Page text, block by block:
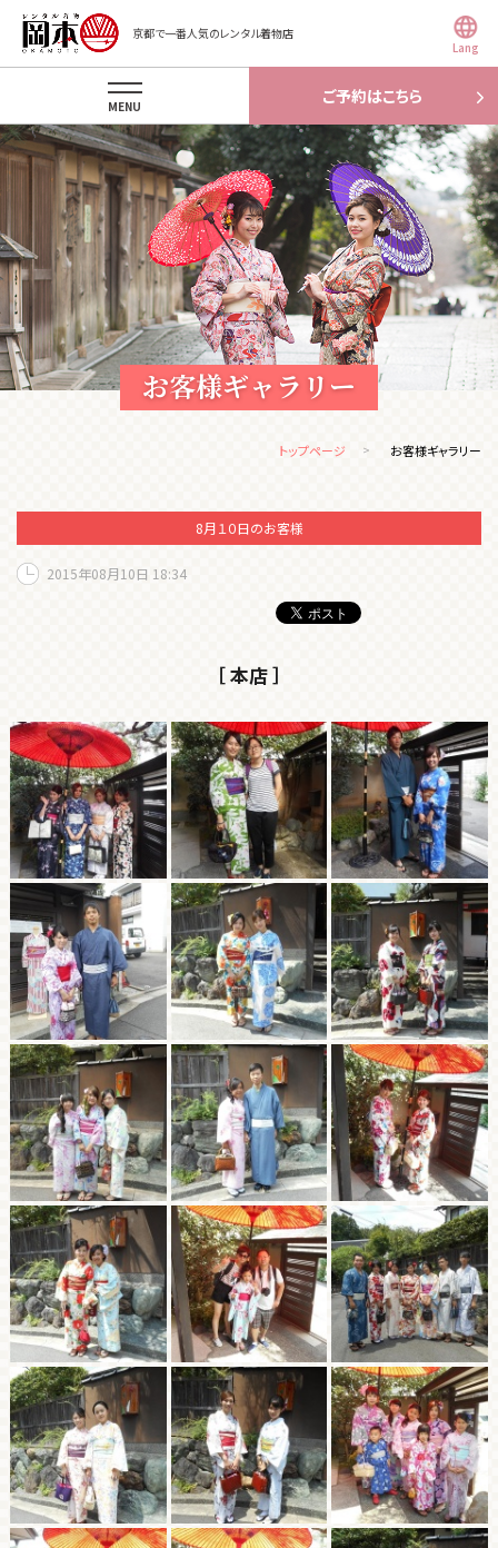
京都で一番人気のレンタル着物店
Lang
ご予約はこちら
MENU
お客様ギャラリー
トップページ お客様ギャラリー
8月１０日のお客様
2015年08月10日 18:34
［ 本店 ］